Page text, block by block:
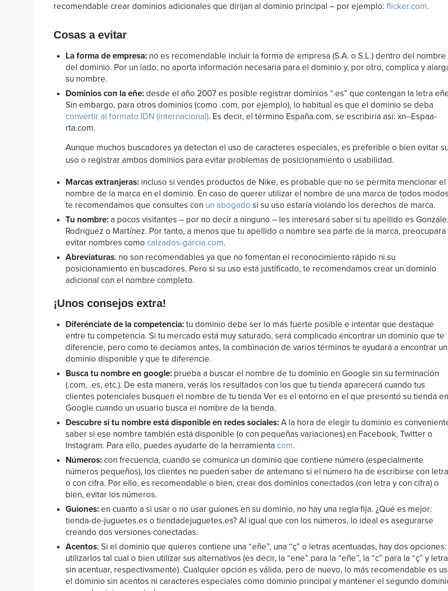
recomendable crear dominios adicionales que dirijan al dominio principal – por ejemplo: flicker.com.
Cosas a evitar
La forma de empresa: no es recomendable incluir la forma de empresa (S.A. o S.L.) dentro del nombre
del dominio. Por un lado, no aporta información necesaria para el dominio y, por otro, complica y
su nombre.
Dominios con la eñe:desde el año 2007 es posible registrar dominios “.es” que contengan la letra
Sin embargo, para otros dominios (como .com, por ejemplo), lo habitual es que el dominio se deba
convertir al formato IDN (internacional). Es decir, el término España.com, se escribiría así: xn--Espaa-
rta.com.
Aunque muchos buscadores ya detectan el uso de caracteres especiales, es preferible o bien evitar
uso o registrar ambos dominios para evitar problemas de posicionamiento o usabilidad.
Marcas extranjeras: incluso si vendes productos de Nike, es probable que no se permita mencionar el
nombre de la marca en el dominio. En caso de querer utilizar el nombre de una marca de todos
te recomendamos que consultes con un abogado si su uso estaría violando los derechos de marca.
Tu nombre: a pocos visitantes – por no decir a ninguno – les interesará saber si tu apellido es
Rodríguez o Martínez. Por tanto, a menos que tu apellido o nombre sea parte de la marca, preocupara
evitar nombres como calzados-garcia.com.
Abreviaturas: no son recomendables ya que no fomentan el reconocimiento rápido ni su
posicionamiento en buscadores. Pero si su uso está justificado, te recomendamos crear un dominio
adicional con el nombre completo.
¡Unos consejos extra!
Diferénciate de la competencia:tu dominio debe ser lo más fuerte posible e intentar que destaque
entre tu competencia. Si tu mercado está muy saturado, será complicado encontrar un dominio que te
diferencie, pero como te decíamos antes, la combinación de varios términos te ayudará a encontrar un
dominio disponible y que te diferencie.
Busca tu nombre en google: prueba a buscar el nombre de tu dominio en Google sin su terminación
(.com, .es, etc.). De esta manera, verás los resultados con los que tu tienda aparecerá cuando tus
clientes potenciales busquen el nombre de tu tienda Ver es el entorno en el que presentó su tienda en
Google cuando un usuario busca el nombre de la tienda.
Descubre si tu nombre está disponible en redes sociales:A la hora de elegir tu dominio es
saber si ese nombre también está disponible (o con pequeñas variaciones) en Facebook, Twitter o
Instagram. Para ello, puedes ayudarte de la herramienta com.
Números:con frecuencia, cuando se comunica un dominio que contiene número (especialmente
números pequeños), los clientes no pueden saber de antemano si el número ha de escribirse con letra
o con cifra. Por ello, es recomendable o bien, crear dos dominios conectados (con letra y con cifra) o
bien, evitar los números.
Guiones:en cuanto a si usar o no usar guiones en su dominio, no hay una regla fija. ¿Qué es mejor:
tienda-de-juguetes.es o tiendadejuguetes.es? Al igual que con los números, lo ideal es asegurarse
creando dos versiones conectadas.
Acentos: Si el dominio que quieres contiene una “eñe”, una “ç” o letras acentuadas, hay dos opciones:
utilizarlos tal cual o bien utilizar sus alternativos (es decir, la “ene” para la “eñe”, la “c” para la “ç” y
sin acentuar, respectivamente). Cualquier opción es válida, pero de nuevo, lo más recomendable es
el dominio sin acentos ni caracteres especiales como dominio principal y mantener el segundo